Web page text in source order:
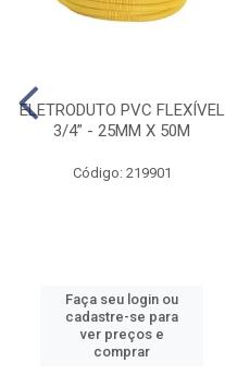
ELETRODUTO PVC FLEXÍVEL
3/4” - 25MM X 50M
Código: 219901
Faça seu login ou
cadastre-se para
ver preços e
comprar